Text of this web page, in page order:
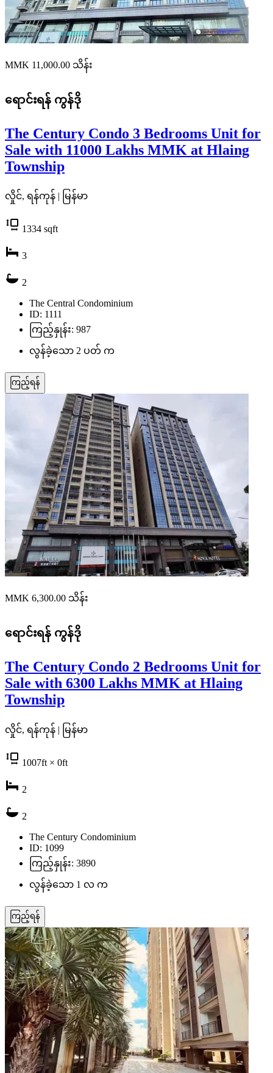
MMK 11,000.00 သိန်း
ရောင်းရန် ကွန်ဒို
The Century Condo 3 Bedrooms Unit for
Sale with 11000 Lakhs MMK at Hlaing
Township
လှိုင်, ရန်ကုန် | မြန်မာ
1334 sqft
3
2
The Central Condominium
ID: 1111
ကြည့်နှုန်း: 987
လွန်ခဲ့သော 2 ပတ် က
ကြည့်ရန်
MMK 6,300.00 သိန်း
ရောင်းရန် ကွန်ဒို
The Century Condo 2 Bedrooms Unit for
Sale with 6300 Lakhs MMK at Hlaing
Township
လှိုင်, ရန်ကုန် | မြန်မာ
1007ft × 0ft
2
2
The Century Condominium
ID: 1099
ကြည့်နှုန်း: 3890
လွန်ခဲ့သော 1 လ က
ကြည့်ရန်